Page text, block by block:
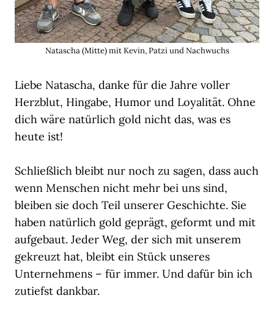
Natascha (Mitte) mit Kevin, Patzi und Nachwuchs
Liebe Natascha, danke für die Jahre voller
Herzblut, Hingabe, Humor und Loyalität. Ohne
dich wäre natürlich gold nicht das, was es
heute ist!
Schließlich bleibt nur noch zu sagen, dass auch
wenn Menschen nicht mehr bei uns sind,
bleiben sie doch Teil unserer Geschichte. Sie
haben natürlich gold geprägt, geformt und mit
aufgebaut. Jeder Weg, der sich mit unserem
gekreuzt hat, bleibt ein Stück unseres
Unternehmens – für immer. Und dafür bin ich
zutiefst dankbar.